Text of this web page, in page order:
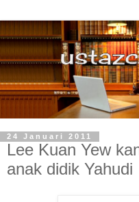
24 Januari 2011
Lee Kuan Yew
anak didik Yahudi